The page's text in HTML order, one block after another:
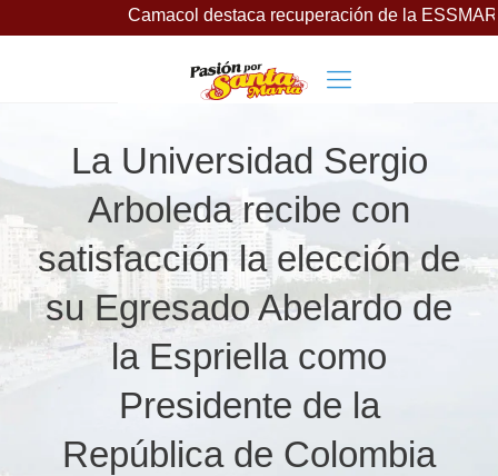
Camacol destaca recuperación de la ESSMAR, bajo
La Universidad Sergio
Arboleda recibe con
satisfacción la elección de
su Egresado Abelardo de
la Espriella como
Presidente de la
República de Colombia